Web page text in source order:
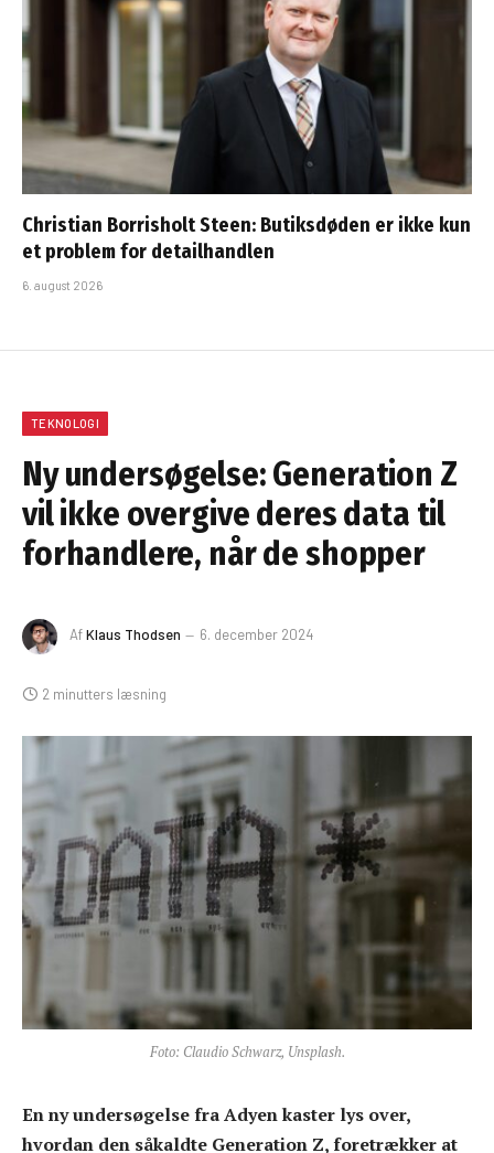
Christian Borrisholt Steen: Butiksdøden er ikke kun
et problem for detailhandlen
6. august 2026
TEKNOLOGI
Ny undersøgelse: Generation Z
vil ikke overgive deres data til
forhandlere, når de shopper
AfKlaus Thodsen 6. december 2024
2 minutters læsning
Foto: Claudio Schwarz, Unsplash.
En ny undersøgelse fra Adyen kaster lys over,
hvordan den såkaldte Generation Z, foretrækker at